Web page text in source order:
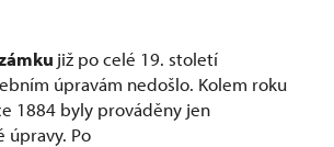
již po celé 19. století
úpravám nedošlo. Kolem roku
1884 byly prováděny jen
Po